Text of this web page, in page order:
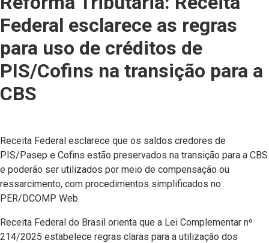
Federal esclarece as regras
para uso de créditos de
PIS/Cofins na transição para a
CBS
Receita Federal esclarece que os saldos credores de
PIS/Pasep e Cofins estão preservados na transição para a CBS
e poderão ser utilizados por meio de compensação ou
ressarcimento, com procedimentos simplificados no
PER/DCOMP Web
Receita Federal do Brasil orienta que a Lei Complementar nº
214/2025 estabelece regras claras para a utilização dos